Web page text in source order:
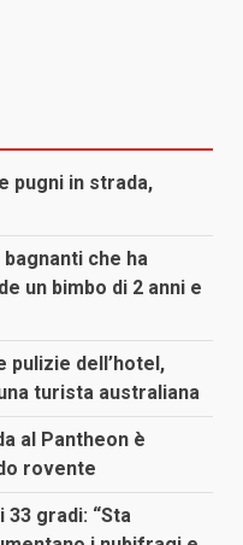
pugni in strada,
che ha
un bimbo di 2 anni e
dell’hotel,
turista australiana
al Pantheon è
rovente
gradi: “Sta